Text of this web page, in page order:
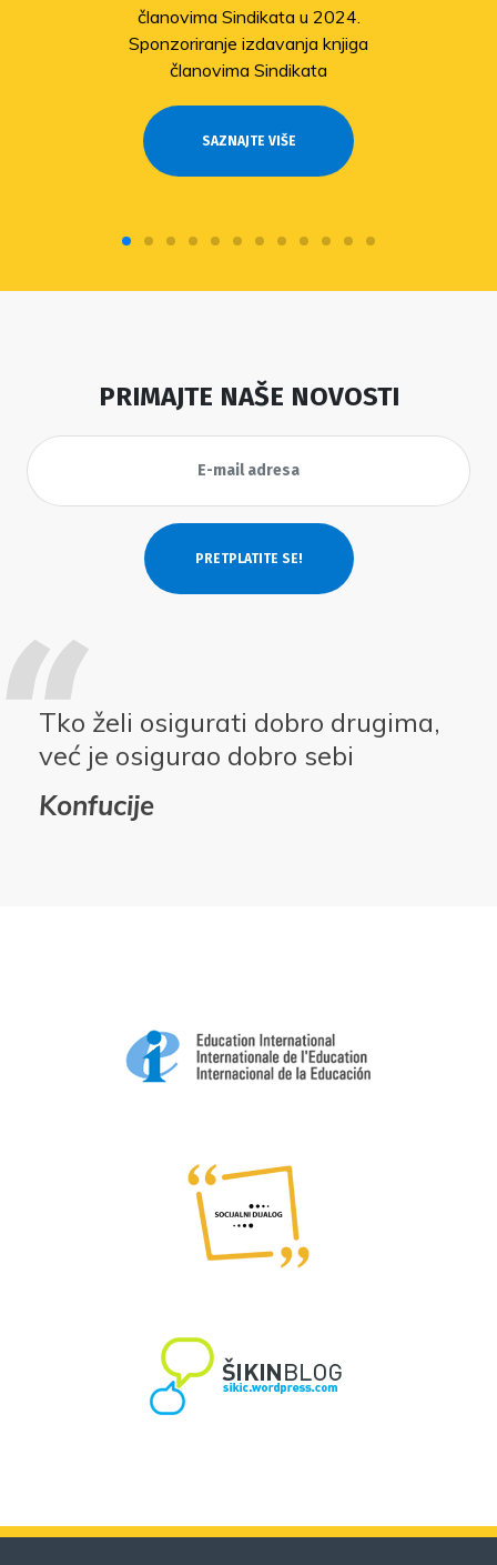
članovima Sindikata u 2024.
Sponzoriranje izdavanja knjiga
članovima Sindikata
SAZNAJTE VIŠE
PRIMAJTE NAŠE NOVOSTI
Tko želi osigurati dobro drugima,
već je osigurao dobro sebi
Konfucije